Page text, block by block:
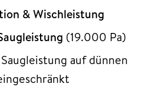
& Wischleistung
(19.000 Pa)
auf dünnen